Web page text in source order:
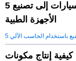
5 تطبيقات صناعية للمحور: من قطع غيار السيارات إلى تصنيع
الأجهزة الطبية
باستخدام الحاسب الآلي
إنتاج مكونات